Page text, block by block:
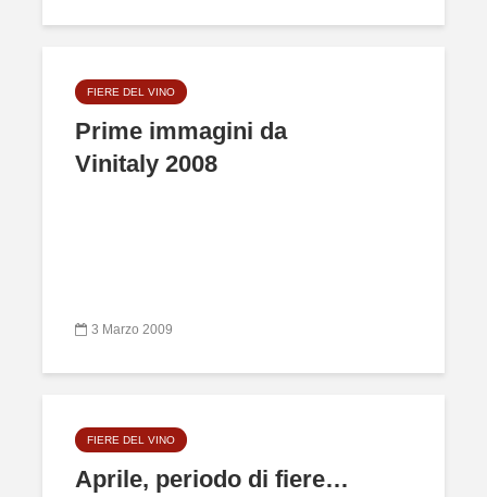
FIERE DEL VINO
Prime immagini da
Vinitaly 2008
3 Marzo 2009
FIERE DEL VINO
Aprile, periodo di fiere…